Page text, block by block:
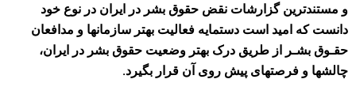
و مستندترین گزارشات نقض حقوق بشر در ایران در نوع خود
دانست که امید است دستمایه فعالیت بهتر سازمانها و مدافعان
حقـوق بشـر از طریق درک بهتر وضعیت حقوق بشر در ایران،
چالشها و فرصتهای پیش روی آن قرار بگیرد.